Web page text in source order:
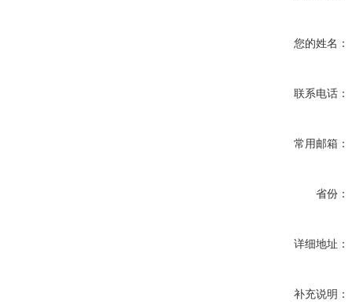
您的姓名：
联系电话：
常用邮箱：
省份：
详细地址：
补充说明：